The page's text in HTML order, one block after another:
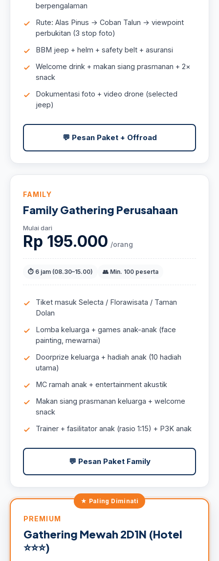
berpengalaman
Rute: Alas Pinus → Coban Talun → viewpoint
perbukitan (3 stop foto)
BBM jeep + helm + safety belt + asuransi
Welcome drink + makan siang prasmanan + 2×
snack
Dokumentasi foto + video drone (selected
jeep)
💬 Pesan Paket + Offroad
FAMILY
Family Gathering Perusahaan
Mulai dari
Rp 195.000 /orang
⏱ 6 jam (08.30–15.00) 👥 Min. 100 peserta
Tiket masuk Selecta / Florawisata / Taman
Dolan
Lomba keluarga + games anak-anak (face
painting, mewarnai)
Doorprize keluarga + hadiah anak (10 hadiah
utama)
MC ramah anak + entertainment akustik
Makan siang prasmanan keluarga + welcome
snack
Trainer + fasilitator anak (rasio 1:15) + P3K anak
💬 Pesan Paket Family
PREMIUM
Gathering Mewah 2D1N (Hotel
⭐⭐⭐)